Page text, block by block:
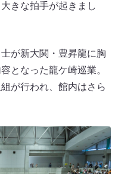
きな拍手が起きまし
が新大関・豊昇龍に胸
となった龍ケ崎巡業。
が行われ、館内はさら